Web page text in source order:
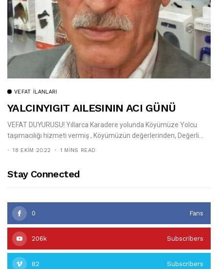
VEFAT İLANLARI
YALCINYIGIT AILESININ ACI GÜNÜ
VEFAT DUYURUSU! Yıllarca Karadere yolunda Köyümüze Yolcu
taşımacılığı hizmeti vermiş , Köyümüzün değerlerinden, Değerli...
18 EKIM 2022 1 MINS READ
Stay Connected
0 Fans
206k Subscribers
82 Subscribers